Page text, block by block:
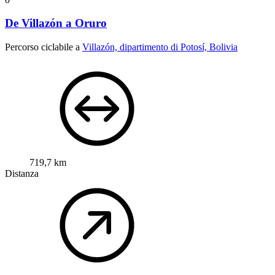
De Villazón a Oruro
Percorso ciclabile a Villazón, dipartimento di Potosí, Bolivia
719,7 km
Distanza